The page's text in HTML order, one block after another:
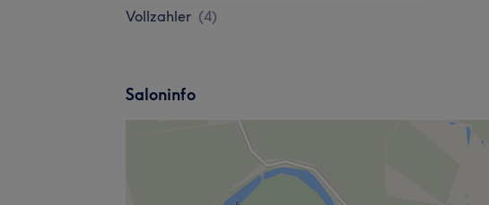
Vollzahler (4)
Saloninfo